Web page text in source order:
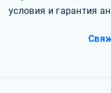
условия и гарантия